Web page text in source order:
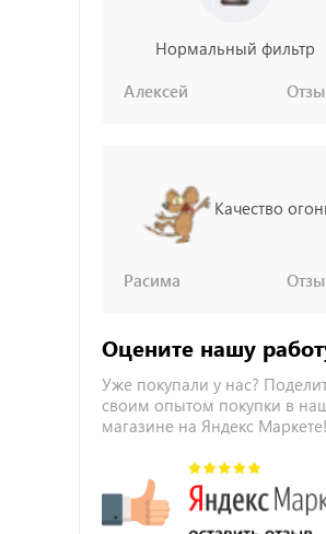
Нормальный фильтр
Алексей
Качество
Расима
Оцените нашу
Уже покупали у нас?
своим опытом покупки в
магазине на Яндекс Маркете!